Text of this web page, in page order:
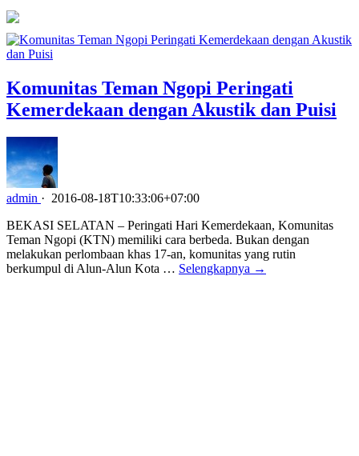
Komunitas Teman Ngopi Peringati
Kemerdekaan dengan Akustik dan Puisi
admin · 2016-08-18T10:33:06+07:00
BEKASI SELATAN – Peringati Hari Kemerdekaan, Komunitas
Teman Ngopi (KTN) memiliki cara berbeda. Bukan dengan
melakukan perlombaan khas 17-an, komunitas yang rutin
berkumpul di Alun-Alun Kota … Selengkapnya →